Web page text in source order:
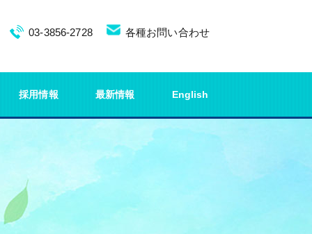
03-3856-2728 各種お問い合わせ
採用情報 最新情報 English